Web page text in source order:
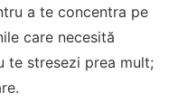
a te concentra pe
care necesită
te stresezi prea mult;